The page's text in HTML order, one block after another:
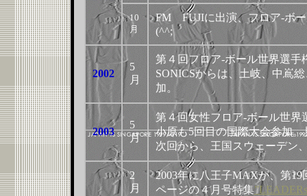
10
月
FM FUJIに出演、フロア-ボ
(^^;
2002
5
月
第４回フロア-ボール世界選手
SONICSからは、土岐、中嶌
加。
2003
5
月
第４回女性フロア-ボール世界
小原も5回目の国際大会参加。
次回から、王国スウェーデン
2
月
2003年に八王子MAXが、第19
ページの４月号特集